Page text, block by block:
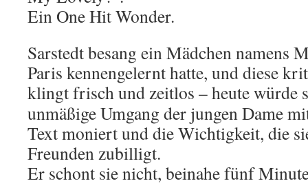
Ein One Hit Wonder.
Sarstedt besang ein Mädchen namens
Paris kennengelernt hatte, und diese
klingt frisch und zeitlos – heute würde
unmäßige Umgang der jungen Dame
Text moniert und die Wichtigkeit, die
Freunden zubilligt.
Er schont sie nicht, beinahe fünf